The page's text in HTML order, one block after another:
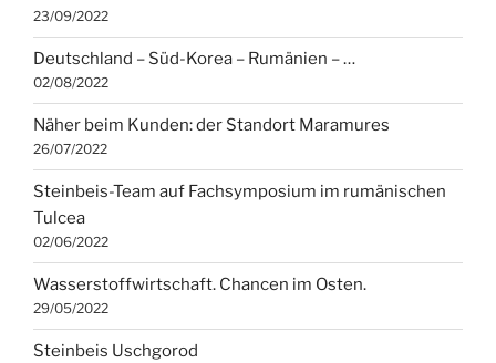
23/09/2022
Deutschland – Süd-Korea – Rumänien – …
02/08/2022
Näher beim Kunden: der Standort Maramures
26/07/2022
Steinbeis-Team auf Fachsymposium im rumänischen
Tulcea
02/06/2022
Wasserstoffwirtschaft. Chancen im Osten.
29/05/2022
Steinbeis Uschgorod